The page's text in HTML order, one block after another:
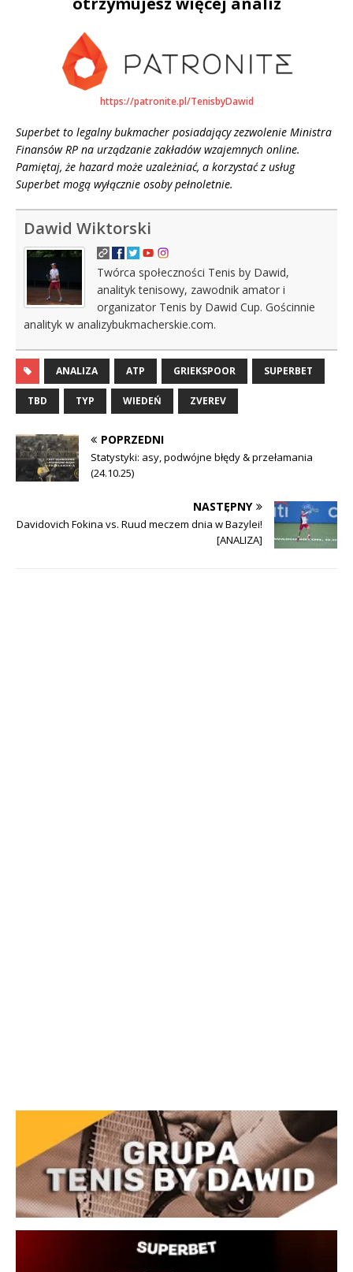
https://patronite.pl/TenisbyDawid
Superbet to legalny bukmacher posiadający zezwolenie Ministra
Finansów RP na urządzanie zakładów wzajemnych online.
Pamiętaj, że hazard może uzależniać, a korzystać z usług
Superbet mogą wyłącznie osoby pełnoletnie.
Dawid Wiktorski
Twórca społeczności Tenis by Dawid,
analityk tenisowy, zawodnik amator i
organizator Tenis by Dawid Cup. Gościnnie
analityk w analizybukmacherskie.com.
ANALIZA ATP GRIEKSPOOR SUPERBET
TBD TYP WIEDEŃ ZVEREV
POPRZEDNI
Statystyki: asy, podwójne błędy & przełamania
(24.10.25)
NASTĘPNY
Davidovich Fokina vs. Ruud meczem dnia w Bazylei!
[ANALIZA]